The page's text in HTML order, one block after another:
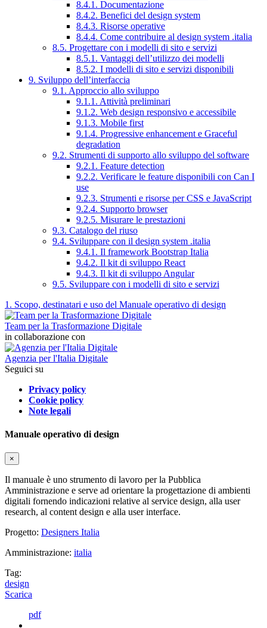
8.4.1. Documentazione
8.4.2. Benefici del design system
8.4.3. Risorse operative
8.4.4. Come contribuire al design system .italia
8.5. Progettare con i modelli di sito e servizi
8.5.1. Vantaggi dell’utilizzo dei modelli
8.5.2. I modelli di sito e servizi disponibili
9. Sviluppo dell’interfaccia
9.1. Approccio allo sviluppo
9.1.1. Attività preliminari
9.1.2. Web design responsivo e accessibile
9.1.3. Mobile first
9.1.4. Progressive enhancement e Graceful
degradation
9.2. Strumenti di supporto allo sviluppo del software
9.2.1. Feature detection
9.2.2. Verificare le feature disponibili con Can I
use
9.2.3. Strumenti e risorse per CSS e JavaScript
9.2.4. Supporto browser
9.2.5. Misurare le prestazioni
9.3. Catalogo del riuso
9.4. Sviluppare con il design system .italia
9.4.1. Il framework Bootstrap Italia
9.4.2. Il kit di sviluppo React
9.4.3. Il kit di sviluppo Angular
9.5. Sviluppare con i modelli di sito e servizi
1. Scopo, destinatari e uso del Manuale operativo di design
Team per la Trasformazione Digitale
in collaborazione con
Agenzia per l'Italia Digitale
Seguici su
Privacy policy
Cookie policy
Note legali
Manuale operativo di design
×
Il manuale è uno strumento di lavoro per la Pubblica
Amministrazione e serve ad orientare la progettazione di ambienti
digitali fornendo indicazioni relative al service design, alla user
research, al content design e alla user interface.
Progetto: Designers Italia
Amministrazione: italia
Tag:
design
Scarica
pdf